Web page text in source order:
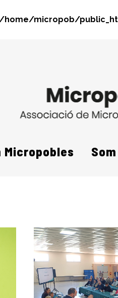
home/micropob/
Micropobles